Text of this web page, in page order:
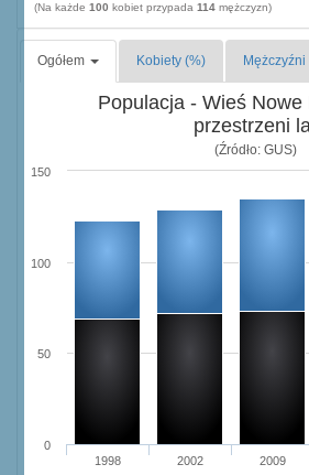
(Na każde 100 kobiet przypada 114 mężczyzn)
Ogółem Kobiety (%) Mężczyźni
Populacja - Wieś Nowe
przestrzeni
(Źródło: GUS)
1998 2002 2009
0
50
100
150